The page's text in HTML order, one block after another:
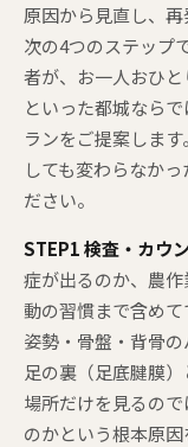
原因から見直し、再
次の4つのステップ
者が、お一人おひ
といった都城なら
ランをご提案しま
しても変わらなか
ださい。
STEP1 検査・カウ
症が出るのか、農
動の習慣まで含めて
姿勢・骨盤・背骨の
足の裏（足底腱膜
場所だけを見るの
のかという根本原